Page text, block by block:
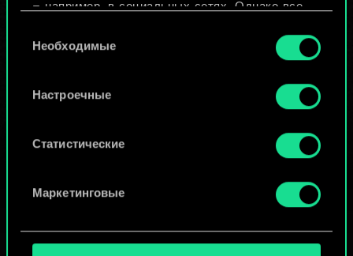
— например, в социальных сетях. Однако все
разрешения.
Найти подробную информацию о том, как мы
используем ваши файлы cookie, и изменить
«Настройки» ниже.
согласия
Необходимые
Настроечные
Статистические
Маркетинговые